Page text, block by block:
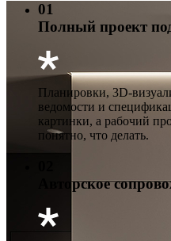
01
Полный проект
Планировки, 3D-
ведомости и
картинки, а рабочий
понятно, что делать.
Авторское